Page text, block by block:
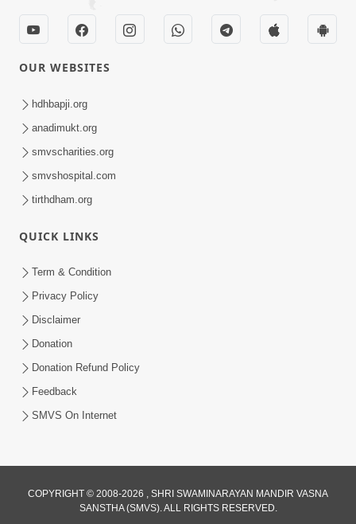
હર્ષ-શોક, સુખ-દુખનું કારણ દેહભાવ | SMVS
Spiritual Journey | Anadimukta Gyan
હરિ નવમીએ આટલું દ્રઢ કરી દઈએ તો બેડો પાર
Swaninarayan | SMVS | 2023
Mar 27, 2023
OUR WEBSITES
hdhbapji.org
anadimukt.org
smvscharities.org
smvshospital.com
tirthdham.org
QUICK LINKS
Term & Condition
Privacy Policy
Disclaimer
Donation
Donation Refund Policy
Feedback
SMVS On Internet
COPYRIGHT © 2008-2026 , SHRI SWAMINARAYAN MANDIR VASNA
SANSTHA (SMVS). ALL RIGHTS RESERVED.